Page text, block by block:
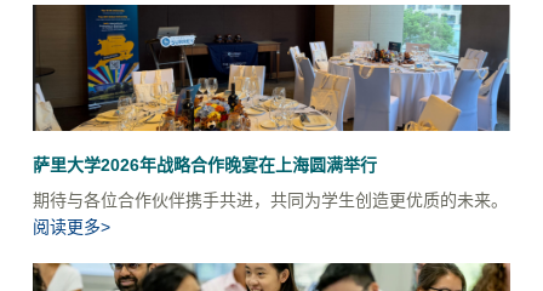
萨里大学2026年战略合作晚宴在上海圆满举行
期待与各位合作伙伴携手共进，共同为学生创造更优质的未来。
阅读更多>